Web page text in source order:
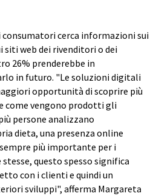
consumatori cerca informazioni sui
web dei rivenditori o dei
26% prenderebbe in
in futuro. "Le soluzioni digitali
opportunità di scoprire più
come vengono prodotti gli
persone analizzano
dieta, una presenza online
più importante per i
questo spesso significa
con i clienti e quindi un
sviluppi", afferma Margareta